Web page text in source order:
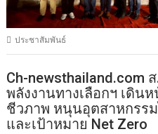
ประชาสัมพันธ์
Ch-newsthailand.com
พลังงานทางเลือกฯ เดิน
ชีวภาพ หนุนอุตสาหกรร
และเป้าหมาย Net Zero